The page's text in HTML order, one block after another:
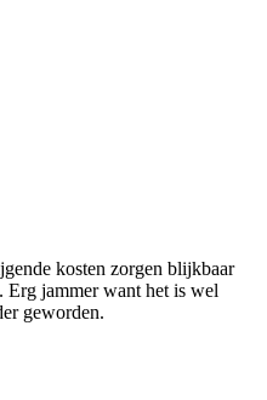
kosten zorgen blijkbaar
Erg jammer want het is wel
geworden.